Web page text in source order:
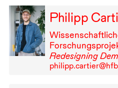
Philipp
Redesigning